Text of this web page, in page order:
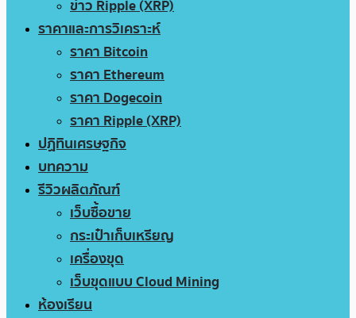
ข่าว Ripple (XRP)
ราคาและการวิเคราะห์
ราคา Bitcoin
ราคา Ethereum
ราคา Dogecoin
ราคา Ripple (XRP)
ปฏิทินเศรษฐกิจ
บทความ
รีวิวผลิตภัณฑ์
เว็บซื้อขาย
กระเป๋าเก็บเหรียญ
เครื่องขุด
เว็บขุดแบบ Cloud Mining
ห้องเรียน